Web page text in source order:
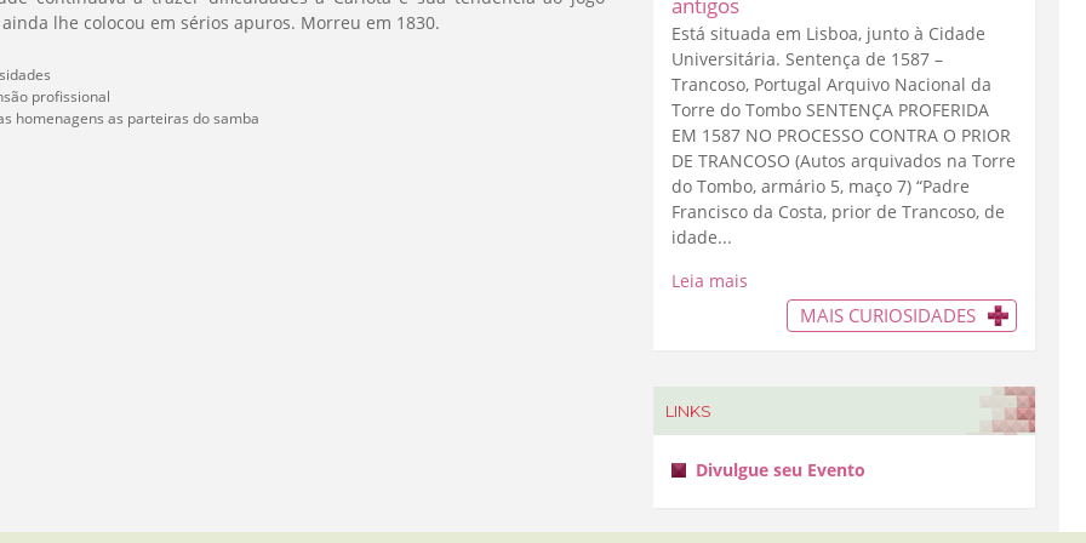
lhe colocou em sérios apuros. Morreu em 1830.
profissional
homenagens as parteiras do samba
Está situada em Lisboa, junto à Cidade
Universitária. Sentença de 1587 –
Trancoso, Portugal Arquivo Nacional da
Torre do Tombo SENTENÇA PROFERIDA
EM 1587 NO PROCESSO CONTRA O PRIOR
DE TRANCOSO (Autos arquivados na Torre
do Tombo, armário 5, maço 7) “Padre
Francisco da Costa, prior de Trancoso, de
idade...
Leia mais
MAIS CURIOSIDADES
LINKS
Divulgue seu Evento